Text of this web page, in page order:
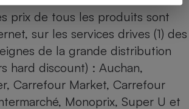
prix de tous les produits sont
sur les services drives (1) des
de la grande distribution
hard discount) : Auchan,
Carrefour Market, Carrefour
Monoprix, Super U et